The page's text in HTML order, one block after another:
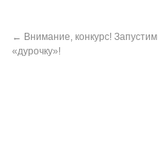
← Внимание, конкурс! Запустим
«дурочку»!